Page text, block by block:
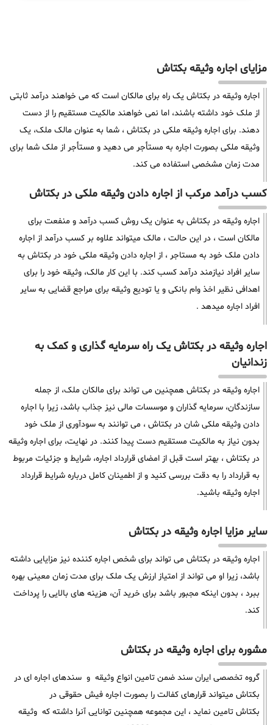
مزایای اجاره وثیقه بکتاش
اجاره وثیقه در بکتاش یک راه برای مالکان است که می خواهند درآمد ثابتی
از ملک خود داشته باشند، اما نمی خواهند مالکیت مستقیم را از دست
دهند. برای اجاره وثیقه ملکی در بکتاش ، شما به عنوان مالک ملک، یک
وثیقه ملکی بصورت اجاره به مستأجر می دهید و مستأجر از ملک شما برای
مدت زمان مشخصی استفاده می کند.
کسب درآمد مرکب از اجاره دادن وثیقه ملکی در بکتاش
اجاره وثیقه در بکتاش به عنوان یک روش کسب درآمد و منفعت برای
مالکان است ، در این حالت ، مالک میتواند علاوه بر کسب درآمد از اجاره
دادن ملک خود به مستاجر ، از اجاره دادن وثیقه ملکی خود در بکتاش به
سایر افراد نیازمند درآمد کسب کند. با این کار مالک، وثیقه خود را برای
اهدافی نظیر اخذ وام بانکی و یا تودیع وثیقه برای مراجع قضایی به سایر
افراد اجاره میدهد .
اجاره وثیقه در بکتاش یک راه سرمایه گذاری و کمک به
زندانیان
اجاره وثیقه در بکتاش همچنین می تواند برای مالکان ملک، از جمله
سازندگان، سرمایه گذاران و موسسات مالی نیز جذاب باشد، زیرا با اجاره
دادن وثیقه ملکی شان در بکتاش ، می توانند به سودآوری از ملک خود
بدون نیاز به مالکیت مستقیم دست پیدا کنند. در نهایت، برای اجاره وثیقه
در بکتاش ، بهتر است قبل از امضای قرارداد اجاره، شرایط و جزئیات مربوط
به قرارداد را به دقت بررسی کنید و از اطمینان کامل درباره شرایط قرارداد
اجاره وثیقه باشید.
سایر مزایا اجاره وثیقه در بکتاش
اجاره وثیقه در بکتاش می تواند برای شخص اجاره کننده نیز مزایایی داشته
باشد، زیرا او می تواند از امتیاز ارزش یک ملک برای مدت زمان معینی بهره
ببرد ، بدون اینکه مجبور باشد برای خرید آن، هزینه های بالایی را پرداخت
کند.
مشوره برای اجاره وثیقه در بکتاش
گروه تخصصی ایران سند ضمن تامین انواع وثیقه و سندهای اجاره ای در
بکتاش میتواند قرارهای کفالت را بصورت اجاره فیش حقوقی در
بکتاش تامین نماید ، این مجموعه همچنین توانایی آنرا داشته که وثیقه